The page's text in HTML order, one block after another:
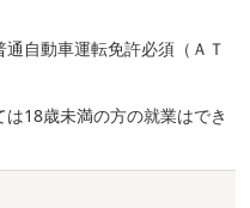
自動車運転免許必須（ＡＴ
18歳未満の方の就業はでき